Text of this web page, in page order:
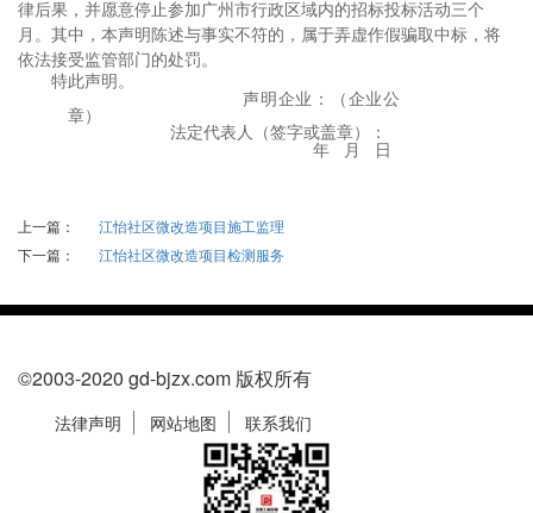
律后果，并愿意停止参加广州市行政区域内的招标投标活动三个
月。其中，本声明陈述与事实不符的，属于弄虚作假骗取中标，将
依法接受监管部门的处罚。
特此声明。
声明企业：（企业公
章）
法定代表人（签字或盖章）：
年
月 日
上一篇：
江怡社区微改造项目施工监理
下一篇：
江怡社区微改造项目检测服务
©2003-2020 gd-bjzx.com 版权所有
法律声明 网站地图 联系我们